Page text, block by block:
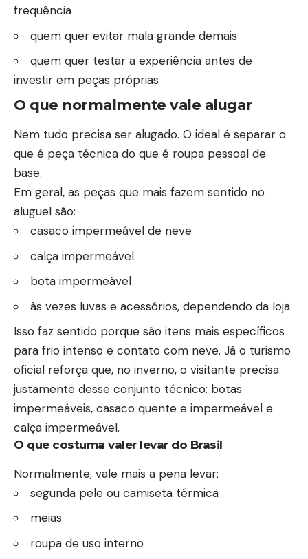
frequência
quem quer evitar mala grande demais
quem quer testar a experiência antes de
investir em peças próprias
O que normalmente vale alugar
Nem tudo precisa ser alugado. O ideal é separar o
que é peça técnica do que é roupa pessoal de
base.
Em geral, as peças que mais fazem sentido no
aluguel são:
casaco impermeável de neve
calça impermeável
bota impermeável
às vezes luvas e acessórios, dependendo da loja
Isso faz sentido porque são itens mais específicos
para frio intenso e contato com neve. Já o turismo
oficial reforça que, no inverno, o visitante precisa
justamente desse conjunto técnico: botas
impermeáveis, casaco quente e impermeável e
calça impermeável.
O que costuma valer levar do Brasil
Normalmente, vale mais a pena levar:
segunda pele ou camiseta térmica
meias
roupa de uso interno